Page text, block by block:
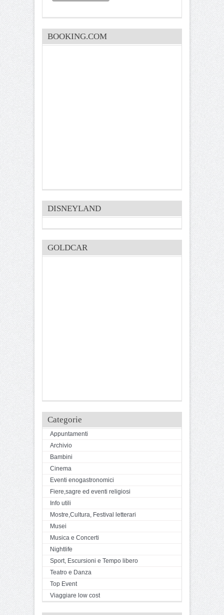
BOOKING.COM
DISNEYLAND
GOLDCAR
Categorie
Appuntamenti
Archivio
Bambini
Cinema
Eventi enogastronomici
Fiere,sagre ed eventi religiosi
Info utili
Mostre,Cultura, Festival letterari
Musei
Musica e Concerti
Nightlife
Sport, Escursioni e Tempo libero
Teatro e Danza
Top Event
Viaggiare low cost